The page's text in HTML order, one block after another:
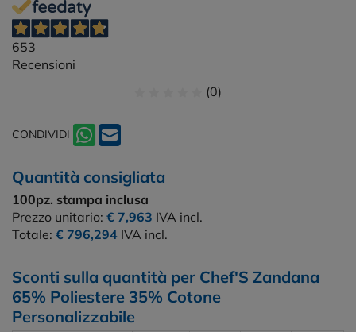
653
Recensioni
(0)
CONDIVIDI
Quantità consigliata
100pz. stampa inclusa
Prezzo unitario: € 7,963 IVA incl.
Totale: € 796,294 IVA incl.
Sconti sulla quantità per Chef'S Zandana
65% Poliestere 35% Cotone
Personalizzabile